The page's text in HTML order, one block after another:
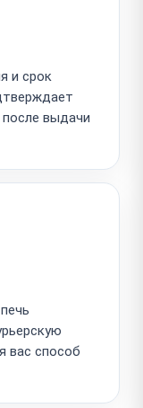
и срок
выдачи
вас способ